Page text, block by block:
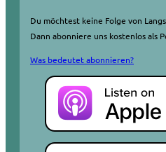
Du möchtest keine Folge von
Dann abonniere uns kostenlos als
Was bedeutet abonnieren?